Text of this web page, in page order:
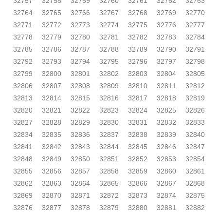
32764
32765 32766 32767 32768 32769
32770
32771
32772 32773 32774 32775 32776
32777
32778
32779 32780 32781 32782 32783
32784
32785
32786 32787 32788 32789 32790
32791
32792
32793 32794 32795 32796 32797
32798
32799
32800 32801 32802 32803 32804
32805
32806
32807 32808 32809 32810 32811
32812
32813
32814 32815 32816 32817 32818
32819
32820
32821 32822 32823 32824 32825
32826
32827
32828 32829 32830 32831 32832
32833
32834
32835 32836 32837 32838 32839
32840
32841
32842 32843 32844 32845 32846
32847
32848
32849 32850 32851 32852 32853
32854
32855
32856 32857 32858 32859 32860
32861
32862
32863 32864 32865 32866 32867
32868
32869
32870 32871 32872 32873 32874
32875
32876
32877 32878 32879 32880 32881
32882